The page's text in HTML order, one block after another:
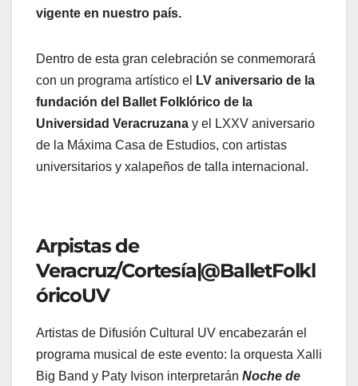
vigente en nuestro país.
Dentro de esta gran celebración se conmemorará
con un programa artístico el
LV aniversario de la
fundación del Ballet Folklórico de la
Universidad Veracruzana y el LXXV aniversario
de la Máxima Casa de Estudios, con artistas
universitarios y xalapeños de talla internacional.
Arpistas de
Veracruz/Cortesía|@BalletFolkl
óricoUV
Artistas de Difusión Cultural UV encabezarán el
programa musical de este evento: la orquesta Xalli
Big Band y Paty Ivison interpretarán Noche de